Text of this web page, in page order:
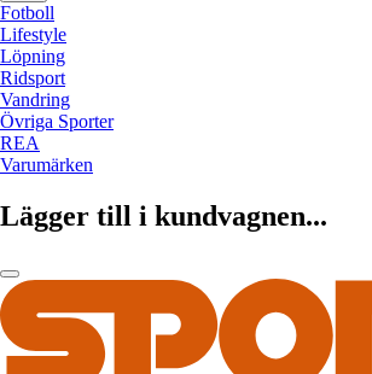
Fotboll
Lifestyle
Löpning
Ridsport
Vandring
Övriga Sporter
REA
Varumärken
Lägger till i kundvagnen...